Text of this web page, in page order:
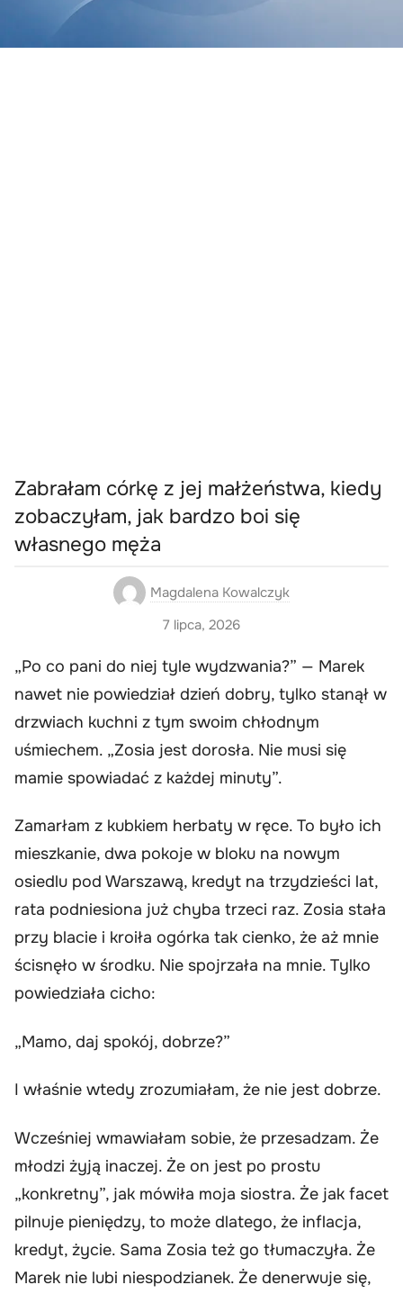
Zabrałam córkę z jej małżeństwa, kiedy
zobaczyłam, jak bardzo boi się
własnego męża
Magdalena Kowalczyk
7 lipca, 2026
„Po co pani do niej tyle wydzwania?” — Marek
nawet nie powiedział dzień dobry, tylko stanął w
drzwiach kuchni z tym swoim chłodnym
uśmiechem. „Zosia jest dorosła. Nie musi się
mamie spowiadać z każdej minuty”.
Zamarłam z kubkiem herbaty w ręce. To było ich
mieszkanie, dwa pokoje w bloku na nowym
osiedlu pod Warszawą, kredyt na trzydzieści lat,
rata podniesiona już chyba trzeci raz. Zosia stała
przy blacie i kroiła ogórka tak cienko, że aż mnie
ścisnęło w środku. Nie spojrzała na mnie. Tylko
powiedziała cicho:
„Mamo, daj spokój, dobrze?”
I właśnie wtedy zrozumiałam, że nie jest dobrze.
Wcześniej wmawiałam sobie, że przesadzam. Że
młodzi żyją inaczej. Że on jest po prostu
„konkretny”, jak mówiła moja siostra. Że jak facet
pilnuje pieniędzy, to może dlatego, że inflacja,
kredyt, życie. Sama Zosia też go tłumaczyła. Że
Marek nie lubi niespodzianek. Że denerwuje się,